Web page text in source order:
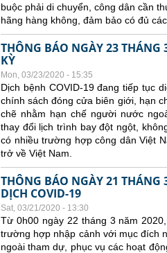
buộc phải di chuyển, công dân cần
hãng hàng không, đảm bảo có đủ
THÔNG BÁO NGÀY 23
KỲ
Mon, 03/23/2020 - 15:35
Dịch bệnh COVID-19 đang tiếp tục
chính sách đóng cửa biên giới, hạn
chẽ nhằm hạn chế người nước
thay đổi lịch trình bay đột ngột,
có nhiều trường hợp công dân Việt
trở về Việt Nam.
THÔNG BÁO NGÀY 21 THÁNG
DỊCH COVID-19
Sat, 03/21/2020 - 13:30
Từ 0h00 ngày 22 tháng 3 năm
trường hợp nhập cảnh với mục đích
ngoài tham dự, phục vụ các hoạt